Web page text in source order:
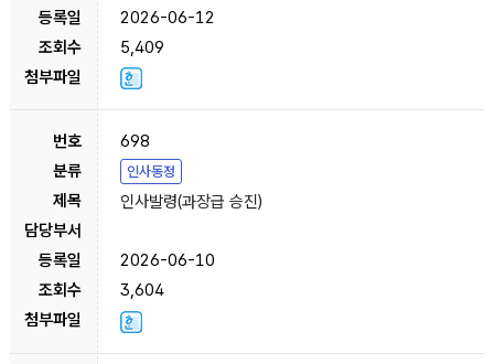
2026-06-12
5,409
698
인사동정
인사발령(과장급 승진)
2026-06-10
3,604